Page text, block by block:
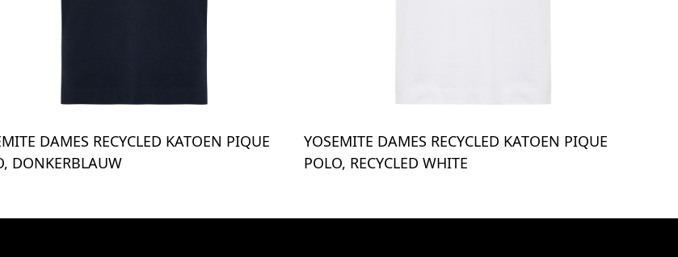
DAMES RECYCLED KATOEN PIQUE
DONKERBLAUW
YOSEMITE DAMES RECYCLED KATOEN PIQUE
POLO, RECYCLED WHITE